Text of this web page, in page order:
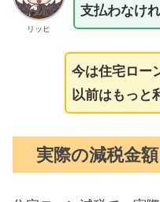
リッヒ
支払わなけ
今は住宅ロー
以前はもっと
実際の減税金額